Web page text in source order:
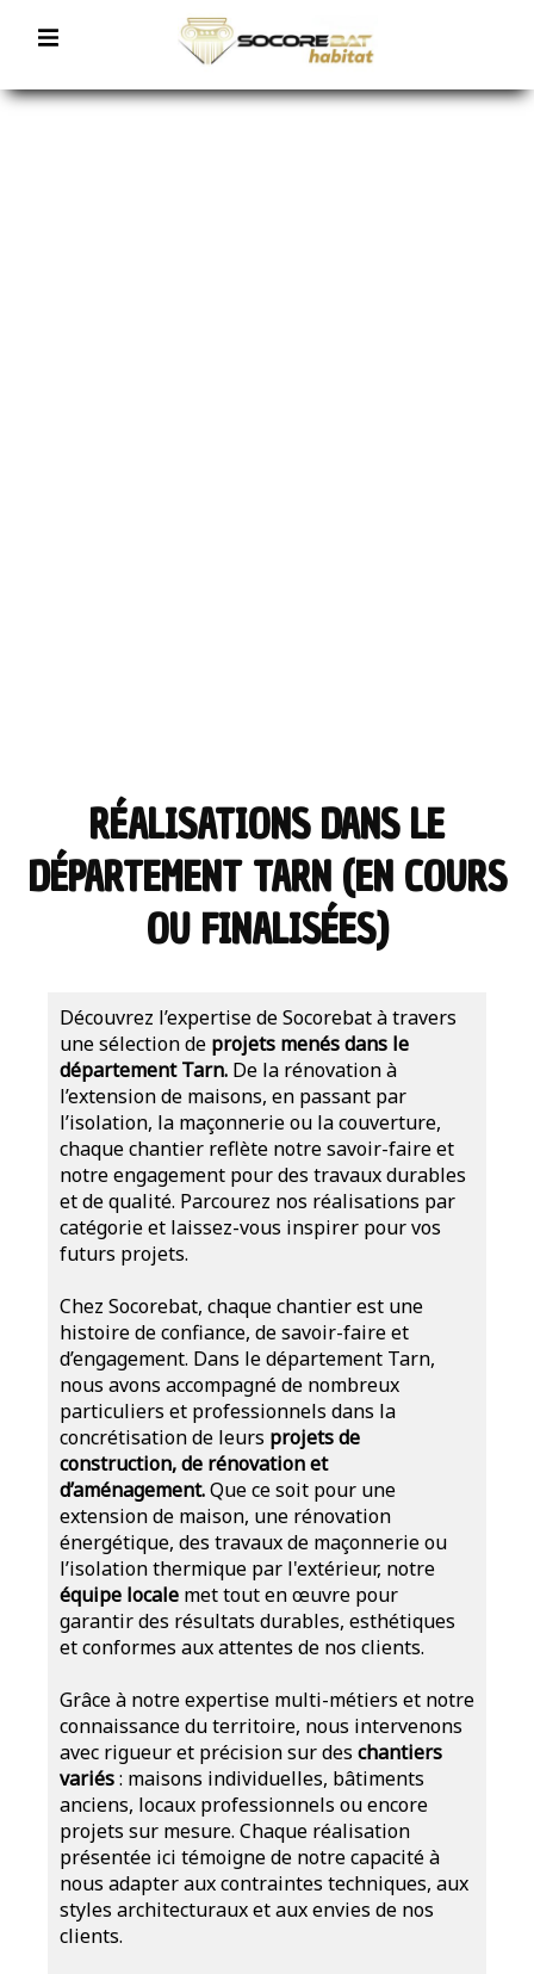
RÉALISATIONS DANS LE
DÉPARTEMENT TARN (EN COURS
OU FINALISÉES)
Découvrez l’expertise de Socorebat à travers
une sélection de projets menés dans le
département Tarn. De la rénovation à
l’extension de maisons, en passant par
l’isolation, la maçonnerie ou la couverture,
chaque chantier reflète notre savoir-faire et
notre engagement pour des travaux durables
et de qualité. Parcourez nos réalisations par
catégorie et laissez-vous inspirer pour vos
futurs projets.
Chez Socorebat, chaque chantier est une
histoire de confiance, de savoir-faire et
d’engagement. Dans le département Tarn,
nous avons accompagné de nombreux
particuliers et professionnels dans la
concrétisation de leurs projets de
construction, de rénovation et
d’aménagement.Que ce soit pour une
extension de maison, une rénovation
énergétique, des travaux de maçonnerie ou
l’isolation thermique par l'extérieur, notre
équipe locale met tout en œuvre pour
garantir des résultats durables, esthétiques
et conformes aux attentes de nos clients.
Grâce à notre expertise multi-métiers et notre
connaissance du territoire, nous intervenons
avec rigueur et précision sur des chantiers
variés: maisons individuelles, bâtiments
anciens, locaux professionnels ou encore
projets sur mesure. Chaque réalisation
présentée ici témoigne de notre capacité à
nous adapter aux contraintes techniques, aux
styles architecturaux et aux envies de nos
clients.